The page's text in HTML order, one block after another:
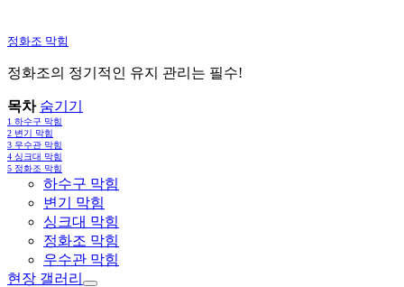
정화조 막힘
정화조의 정기적인 유지 관리는 필수!
목차 숨기기
1 하수구 막힘
2 변기 막힘
3 우수관 막힘
4 싱크대 막힘
5 정화조 막힘
하수구 막힘
변기 막힘
싱크대 막힘
정화조 막힘
우수관 막힘
현장 갤러리